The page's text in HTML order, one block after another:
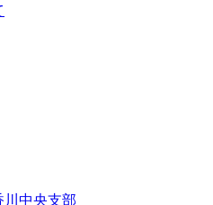
川中央支部